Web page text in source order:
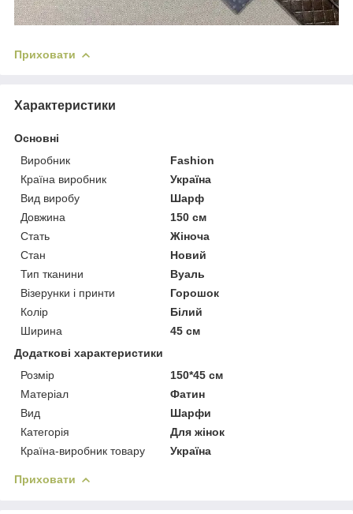
Приховати
Характеристики
Основні
Виробник
Fashion
Країна виробник
Україна
Вид виробу
Шарф
Довжина
150 см
Стать
Жіноча
Стан
Новий
Тип тканини
Вуаль
Візерунки і принти
Горошок
Колір
Білий
Ширина
45 см
Додаткові характеристики
Розмір
150*45 см
Матеріал
Фатин
Вид
Шарфи
Категорія
Для жінок
Країна-виробник товару
Україна
Приховати